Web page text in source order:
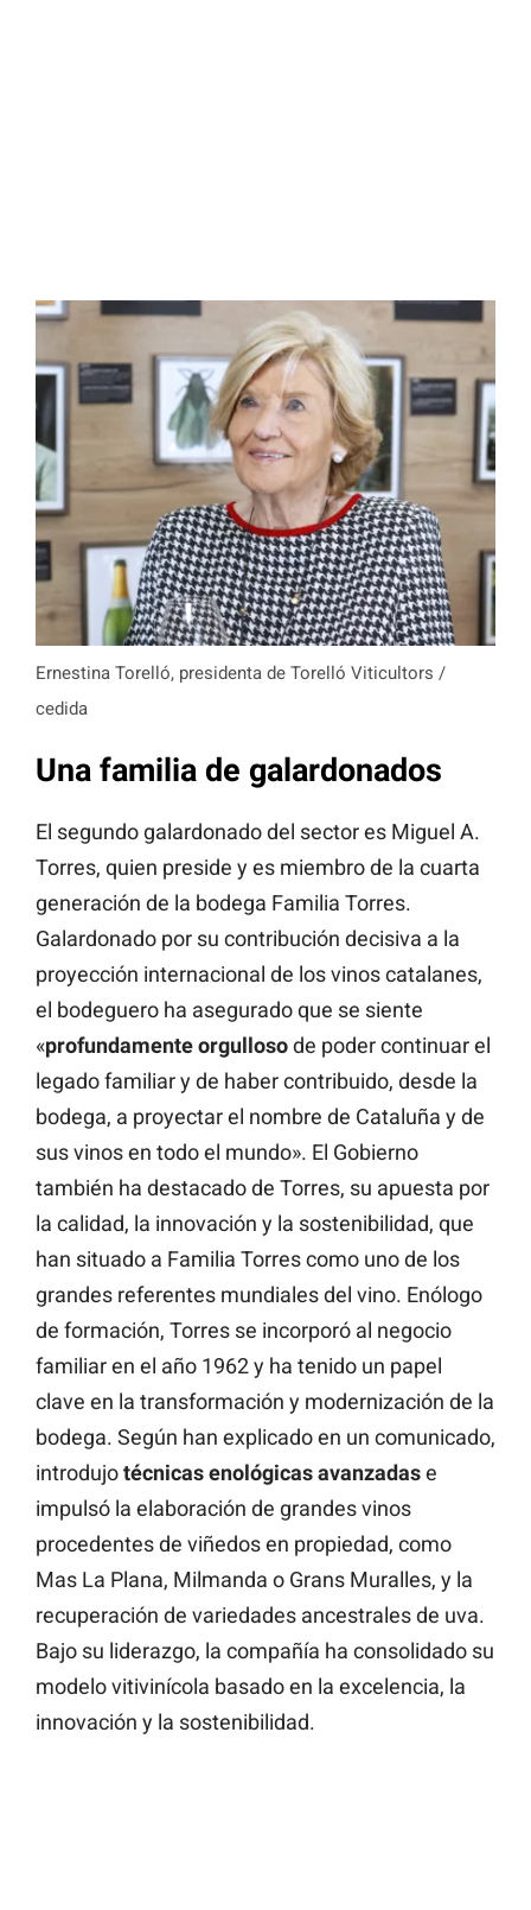
Ernestina Torelló, presidenta de Torelló Viticultors /
cedida
Una familia de galardonados
El segundo galardonado del sector es Miguel A.
Torres, quien preside y es miembro de la cuarta
generación de la bodega Familia Torres.
Galardonado por su contribución decisiva a la
proyección internacional de los vinos catalanes,
el bodeguero ha asegurado que se siente
«profundamente orgullosode poder continuar el
legado familiar y de haber contribuido, desde la
bodega, a proyectar el nombre de Cataluña y de
sus vinos en todo el mundo». El Gobierno
también ha destacado de Torres, su apuesta por
la calidad, la innovación y la sostenibilidad, que
han situado a Familia Torres como uno de los
grandes referentes mundiales del vino. Enólogo
de formación, Torres se incorporó al negocio
familiar en el año 1962 y ha tenido un papel
clave en la transformación y modernización de la
bodega. Según han explicado en un comunicado,
introdujotécnicas enológicas avanzadase
impulsó la elaboración de grandes vinos
procedentes de viñedos en propiedad, como
Mas La Plana, Milmanda o Grans Muralles, y la
recuperación de variedades ancestrales de uva.
Bajo su liderazgo, la compañía ha consolidado su
modelo vitivinícola basado en la excelencia, la
innovación y la sostenibilidad.